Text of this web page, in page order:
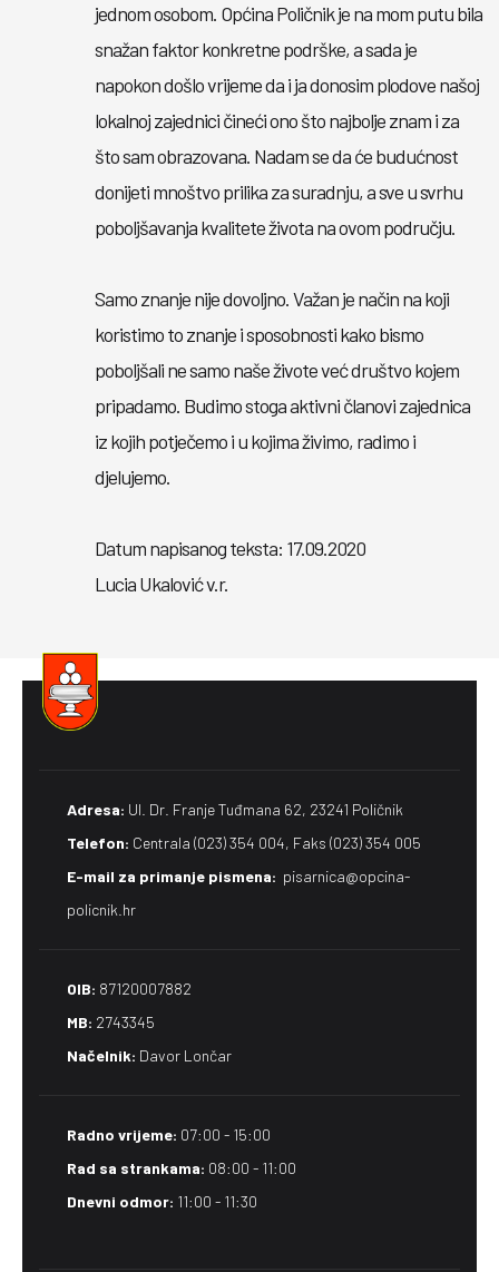
jednom osobom. Općina Poličnik je na mom putu bila
snažan faktor konkretne podrške, a sada je
napokon došlo vrijeme da i ja donosim plodove našoj
lokalnoj zajednici čineći ono što najbolje znam i za
što sam obrazovana. Nadam se da će budućnost
donijeti mnoštvo prilika za suradnju, a sve u svrhu
poboljšavanja kvalitete života na ovom području.
Samo znanje nije dovoljno. Važan je način na koji
koristimo to znanje i sposobnosti kako bismo
poboljšali ne samo naše živote već društvo kojem
pripadamo. Budimo stoga aktivni članovi zajednica
iz kojih potječemo i u kojima živimo, radimo i
djelujemo.
Datum napisanog teksta: 17.09.2020
Lucia Ukalović v.r.
Adresa: Ul. Dr. Franje Tuđmana 62, 23241 Poličnik
Telefon: Centrala (023) 354 004, Faks (023) 354 005
E-mail za primanje pismena​: pisarnica@opcina-
policnik.hr
OIB: 87120007882
MB: 2743345
Načelnik: Davor Lončar
Radno vrijeme: 07:00 - 15:00
Rad sa strankama: 08:00 - 11:00
Dnevni odmor: 11:00 - 11:30